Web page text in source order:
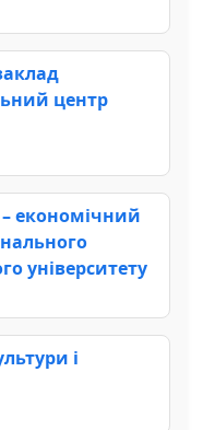
центр
економічний
університету
і